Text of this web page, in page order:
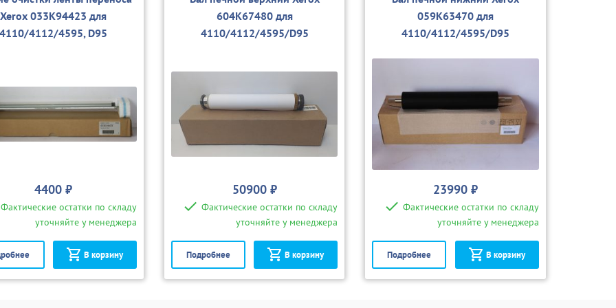
Xerox 033K94423 для
4110/4112/4595, D95
4400 ₽
остатки по складу
уточняйте у менеджера
В корзину
604K67480 для
4110/4112/4595/D95
50900 ₽
Фактические остатки по складу
уточняйте у менеджера
Подробнее В корзину
059K63470 для
4110/4112/4595/D95
23990 ₽
Фактические остатки по складу
уточняйте у менеджера
Подробнее В корзину